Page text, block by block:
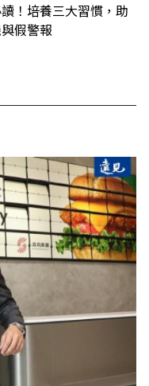
！培養三大習慣，助
假警報